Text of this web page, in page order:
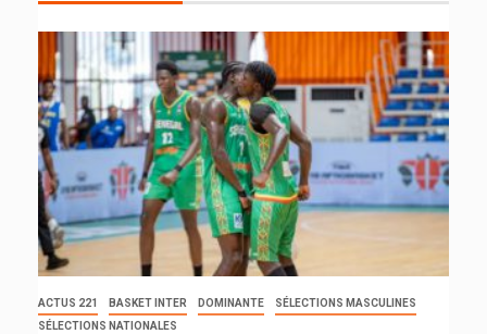
ACTUS 221 BASKET INTER DOMINANTE
SÉLECTIONS MASCULINES
SÉLECTIONS NATIONALES